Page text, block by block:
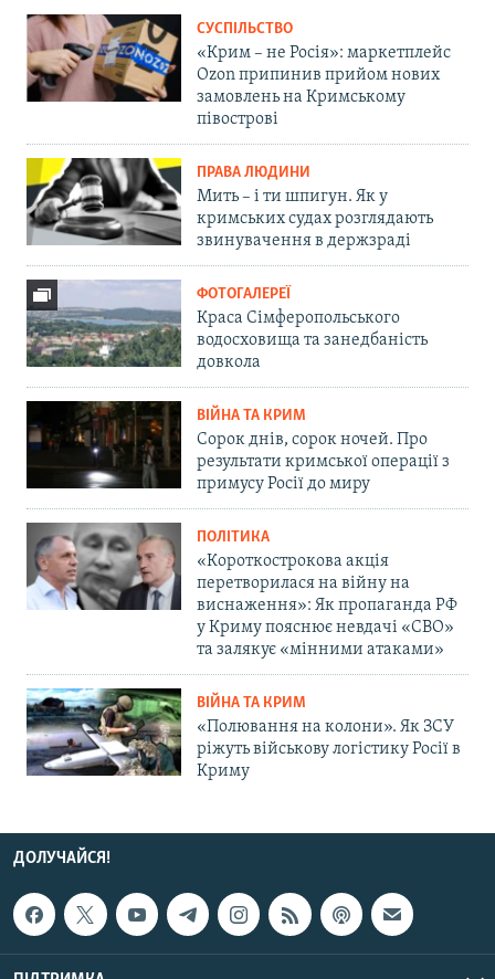
СУСПІЛЬСТВО
«Крим – не Росія»: маркетплейс
Ozon припинив прийом нових
замовлень на Кримському
півострові
ПРАВА ЛЮДИНИ
Мить – і ти шпигун. Як у
кримських судах розглядають
звинувачення в держзраді
ФОТОГАЛЕРЕЇ
Краса Сімферопольського
водосховища та занедбаність
довкола
ВІЙНА ТА КРИМ
Сорок днів, сорок ночей. Про
результати кримської операції з
примусу Росії до миру
ПОЛІТИКА
«Короткострокова акція
перетворилася на війну на
виснаження»: Як пропаганда РФ
у Криму пояснює невдачі «СВО»
та залякує «мінними атаками»
ВІЙНА ТА КРИМ
«Полювання на колони». Як ЗСУ
ріжуть військову логістику Росії в
Криму
ДОЛУЧАЙСЯ!